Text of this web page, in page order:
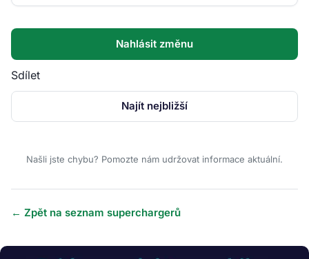
Nahlásit změnu
Sdílet
Najít nejbližší
Našli jste chybu? Pomozte nám udržovat informace aktuální.
← Zpět na seznam superchargerů
Obrázek